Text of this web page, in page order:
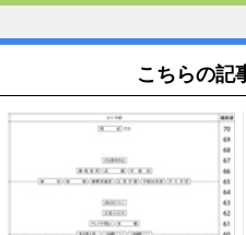
こちらの記